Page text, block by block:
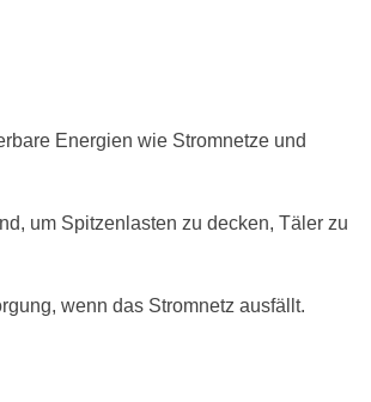
Energien wie Stromnetze und
um Spitzenlasten zu decken, Täler zu
wenn das Stromnetz ausfällt.